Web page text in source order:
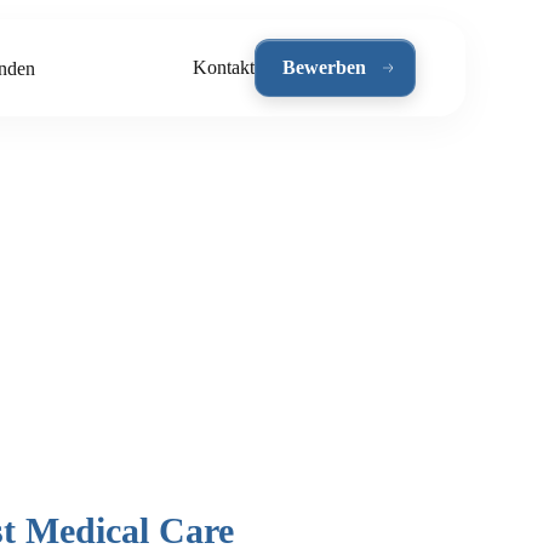
Kontakt Bewerben
Medical Care